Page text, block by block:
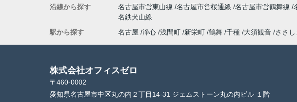
沿線から探す
名古屋市営東山線 名古屋市営桜通線 名古屋市営鶴舞線
名鉄犬山線
駅から探す
名古屋 浄心 浅間町 新栄町 鶴舞 千種 大須観音 ささ
株式会社オフィスゼロ
〒460-0002
愛知県名古屋市中区丸の内２丁目14-31 ジェムストーン丸の内ビル １階